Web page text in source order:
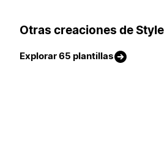
Otras creaciones de
Explorar 65 plantillas